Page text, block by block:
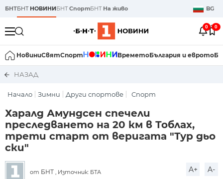
БНТБНТ НОВИНИБНТСпортБНТ На живо BG
0 0
НовиниСвятСпорт ВреметоБългария и еврото
НАЗАД
Начало Зимни Други спортове Спорт
Харалд Амундсен спечели
преследването на 20 км в Тоблах,
трети старт от веригата "Тур дьо
ски"
от БНТ , Източник: БТА A+ A-